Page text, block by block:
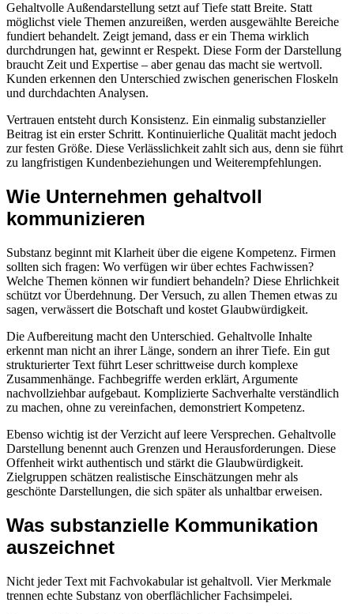
Gehaltvolle Außendarstellung setzt auf Tiefe statt Breite. Statt
möglichst viele Themen anzureißen, werden ausgewählte Bereiche
fundiert behandelt. Zeigt jemand, dass er ein Thema wirklich
durchdrungen hat, gewinnt er Respekt. Diese Form der Darstellung
braucht Zeit und Expertise – aber genau das macht sie wertvoll.
Kunden erkennen den Unterschied zwischen generischen Floskeln
und durchdachten Analysen.
Vertrauen entsteht durch Konsistenz. Ein einmalig substanzieller
Beitrag ist ein erster Schritt. Kontinuierliche Qualität macht jedoch
zur festen Größe. Diese Verlässlichkeit zahlt sich aus, denn sie führt
zu langfristigen Kundenbeziehungen und Weiterempfehlungen.
Wie Unternehmen gehaltvoll
kommunizieren
Substanz beginnt mit Klarheit über die eigene Kompetenz. Firmen
sollten sich fragen: Wo verfügen wir über echtes Fachwissen?
Welche Themen können wir fundiert behandeln? Diese Ehrlichkeit
schützt vor Überdehnung. Der Versuch, zu allen Themen etwas zu
sagen, verwässert die Botschaft und kostet Glaubwürdigkeit.
Die Aufbereitung macht den Unterschied. Gehaltvolle Inhalte
erkennt man nicht an ihrer Länge, sondern an ihrer Tiefe. Ein gut
strukturierter Text führt Leser schrittweise durch komplexe
Zusammenhänge. Fachbegriffe werden erklärt, Argumente
nachvollziehbar aufgebaut. Komplizierte Sachverhalte verständlich
zu machen, ohne zu vereinfachen, demonstriert Kompetenz.
Ebenso wichtig ist der Verzicht auf leere Versprechen. Gehaltvolle
Darstellung benennt auch Grenzen und Herausforderungen. Diese
Offenheit wirkt authentisch und stärkt die Glaubwürdigkeit.
Zielgruppen schätzen realistische Einschätzungen mehr als
geschönte Darstellungen, die sich später als unhaltbar erweisen.
Was substanzielle Kommunikation
auszeichnet
Nicht jeder Text mit Fachvokabular ist gehaltvoll. Vier Merkmale
trennen echte Substanz von oberflächlicher Fachsimpelei.